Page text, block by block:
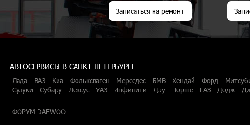
Записаться на ремонт
АВТОСЕРВИСЫ В САНКТ-ПЕТЕРБУРГЕ
Лада ВАЗ Киа Фольксваген Мерседес БМВ Хендай Форд
Сузуки
Субару Лексус УАЗ Инфинити Дэу Порше ГАЗ Додж
ФОРУМ DAEWOO